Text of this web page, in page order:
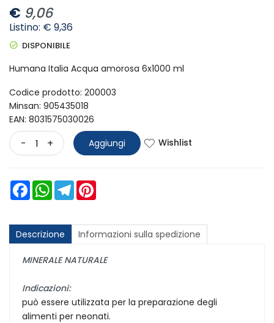
€ 9,06
Listino: € 9,36
DISPONIBILE
Humana Italia Acqua amorosa 6x1000 ml
Codice prodotto: 200003
Minsan: 905435018
EAN: 8031575030026
- + Aggiungi Wishlist
FacebookWhatsAppTelegram
Descrizione Informazioni sulla spedizione
MINERALE NATURALE
Indicazioni:
può essere utilizzata per la preparazione degli
alimenti per neonati.